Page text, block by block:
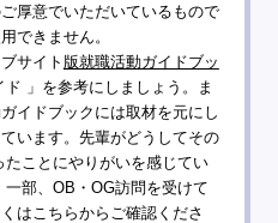
厚意でいただいているもので
できません。
サイト 版就職活動ガイドブッ
」を参考にしましょう。ま
イドブックには取材を元にし
います。先輩がどうしてその
ことにやりがいを感じてい
部、OB・OG訪問を受けて
はこちらからご確認くださ